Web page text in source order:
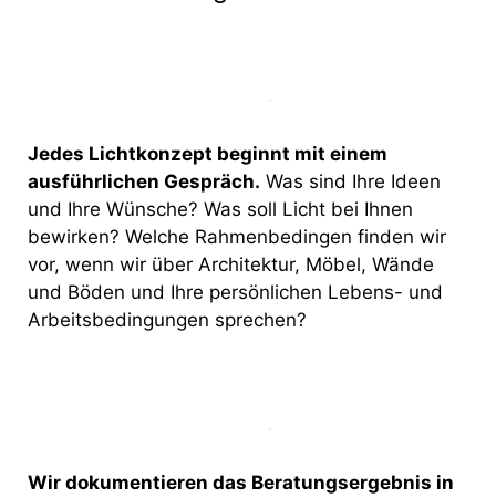
Jedes Lichtkonzept beginnt mit einem
ausführlichen Gespräch. Was sind Ihre Ideen
und Ihre Wünsche? Was soll Licht bei Ihnen
bewirken? Welche Rahmenbedingen finden wir
vor, wenn wir über Architektur, Möbel, Wände
und Böden und Ihre persönlichen Lebens- und
Arbeitsbedingungen sprechen?
Wir dokumentieren das Beratungsergebnis in